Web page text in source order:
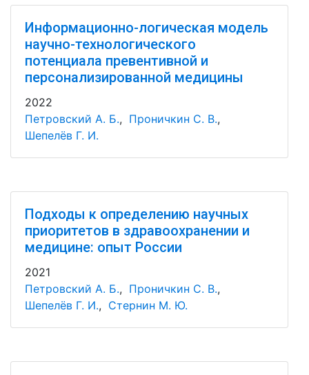
Информационно-логическая модель
научно-технологического
потенциала превентивной и
персонализированной медицины
2022
Петровский А. Б., Проничкин С. В.,
Шепелёв Г. И.
Подходы к определению научных
приоритетов в здравоохранении и
медицине: опыт России
2021
Петровский А. Б., Проничкин С. В.,
Шепелёв Г. И., Стернин М. Ю.